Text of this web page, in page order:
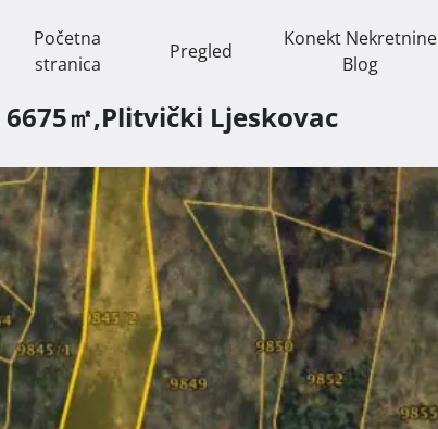
Početna
stranica
Pregled
Konekt Nekretnine
Blog
6675㎡,Plitvički Ljeskovac